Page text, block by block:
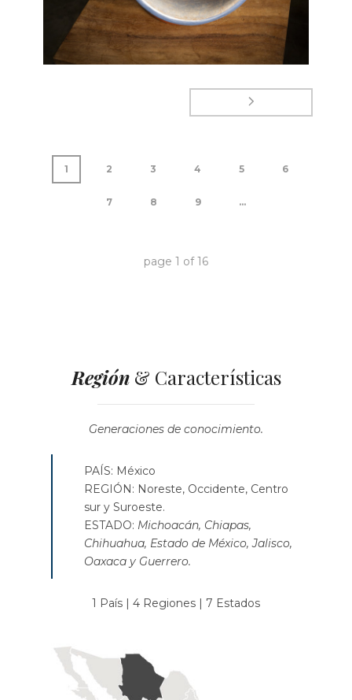
1 2 3 4 5 6
7 8 9 ...
page 1 of16
Región& Características
Generaciones de conocimiento.
PAÍS: México
REGIÓN: Noreste, Occidente, Centro
sur y Suroeste.
ESTADO: Michoacán, Chiapas,
Chihuahua, Estado de México, Jalisco,
Oaxaca y Guerrero.
1 País | 4 Regiones | 7 Estados